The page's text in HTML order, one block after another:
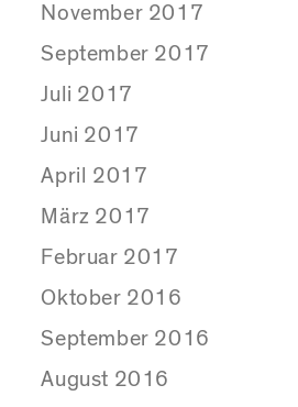
November 2017
September 2017
Juli 2017
Juni 2017
April 2017
März 2017
Februar 2017
Oktober 2016
September 2016
August 2016